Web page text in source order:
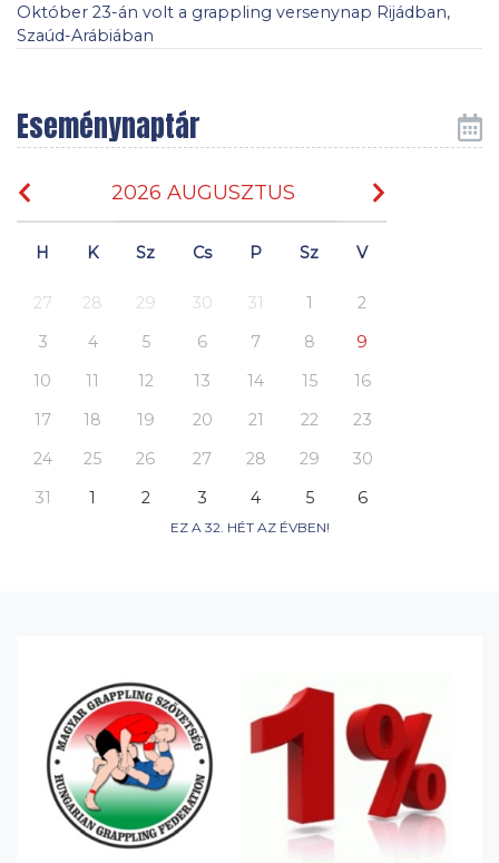
Október 23-án volt a grappling versenynap Rijádban,
Szaúd-Arábiában
Eseménynaptár
2026 AUGUSZTUS
H K Sz Cs P Sz V
27 28 29 30 31 1
2
3
4 5 6 7 8
9
10
11 12 13 14 15
16
17
18 19 20 21 22
23
24
25 26 27 28 29
30
31
1 2 3 4 5 6
EZ A 32. HÉT AZ ÉVBEN!